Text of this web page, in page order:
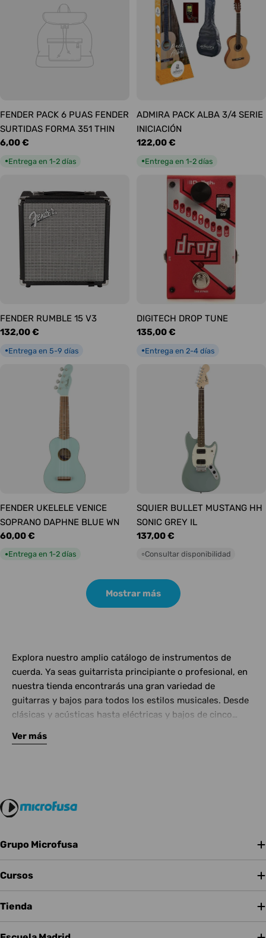
FENDER PACK 6 PUAS FENDER
SURTIDAS FORMA 351 THIN
Precio
6,00 €
●Entrega en 1-2 días
ADMIRA PACK ALBA 3/4 SERIE
INICIACIÓN
Precio
122,00 €
●Entrega en 1-2 días
FENDER RUMBLE 15 V3
Precio
132,00 €
●Entrega en 5-9 días
DIGITECH DROP TUNE
Precio
135,00 €
●Entrega en 2-4 días
FENDER UKELELE VENICE
SOPRANO DAPHNE BLUE WN
Precio
habitual
60,00 €
●Entrega en 1-2 días
SQUIER BULLET MUSTANG HH
SONIC GREY IL
Precio
habitual
137,00 €
○Consultar disponibilidad
Mostrar más
Explora nuestro amplio catálogo de instrumentos de
cuerda. Ya seas guitarrista principiante o profesional, en
nuestra tienda encontrarás una gran variedad de
guitarras y bajos para todos los estilos musicales. Desde
clásicas y acústicas hasta eléctricas y bajos de cinco
Complementa tu instrumento con amplificadores de
Ver más
Grupo Microfusa
Cursos
Tienda